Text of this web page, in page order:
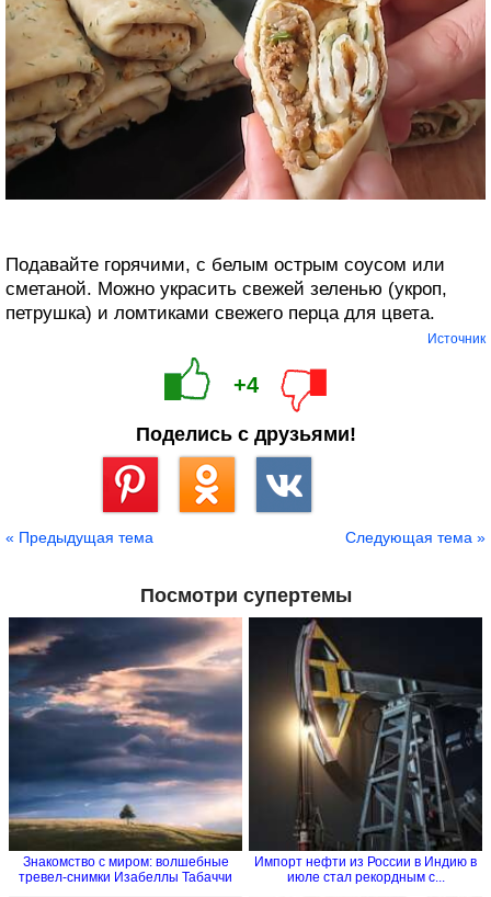
Подавайте горячими, с белым острым соусом или
сметаной. Можно украсить свежей зеленью (укроп,
петрушка) и ломтиками свежего перца для цвета.
Источник
+4
Поделись с друзьями!
« Предыдущая тема Следующая тема »
Посмотри супертемы
Знакомство с миром: волшебные
тревел-снимки Изабеллы Табаччи
Импорт нефти из России в Индию в
июле стал рекордным с...